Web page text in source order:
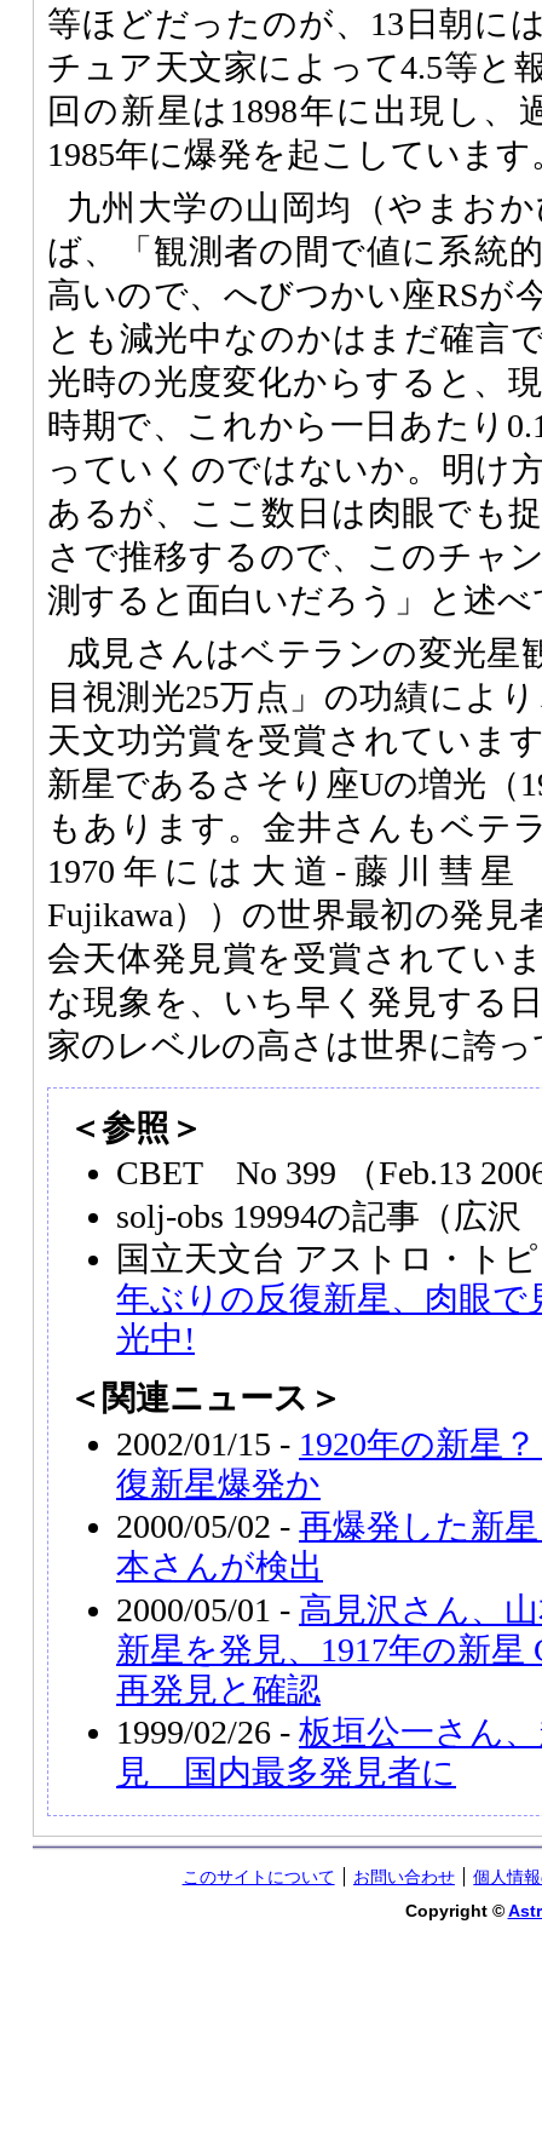
等ほどだったのが、13日朝に
チュア天文家によって4.5等と
回の新星は1898年に出現し、
1985年に爆発を起こしています
九州大学の山岡均（やまお
ば、「観測者の間で値に系統
高いので、へびつかい座RSが
とも減光中なのかはまだ確言
光時の光度変化からすると、
時期で、これから一日あたり
っていくのではないか。明け
あるが、ここ数日は肉眼でも
さで推移するので、このチャ
測すると面白いだろう」と述
成見さんはベテランの変光星
目視測光25万点」の功績によ
天文功労賞を受賞されていま
新星であるさそり座Uの増光（
もあります。金井さんもベテ
1970年には大道-藤川彗星
Fujikawa））の世界最初の発見
会天体発見賞を受賞されてい
な現象を、いち早く発見する
家のレベルの高さは世界に誇
＜参照＞
CBET No 399 （Feb.13
solj-obs 19994の記事（広
国立天文台 アストロ・ト
年ぶりの反復新星、肉眼
光中!
＜関連ニュース＞
2002/01/15 - 1920年の新星
復新星爆発か
2000/05/02 - 再爆発した新
本さんが検出
2000/05/01 - 高見沢さん、
新星を発見、1917年の新星
再発見と確認
1999/02/26 - 板垣公一さん
見 国内最多発見者に
このサイトについて お問い合わせ
個人情
Copyright ©